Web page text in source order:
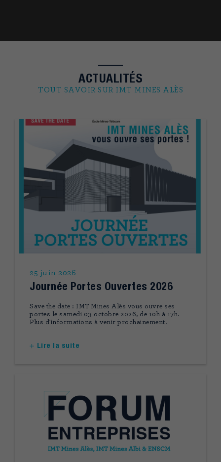
ACTUALITÉS
TOUT SAVOIR SUR IMT MINES ALÈS
25 juin 2026
Journée Portes Ouvertes 2026
Save the date : IMT Mines Alès vous ouvre ses
portes le samedi 03 octobre 2026, de 10h à 17h.
Plus d'informations à venir prochainement.
Lire la suite